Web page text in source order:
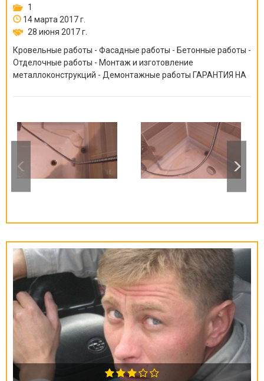
1
14 марта 2017 г.
28 июня 2017 г.
Кровельные работы - Фасадные работы - Бетонные работы -
Отделочные работы - Монтаж и изготовление
металлоконструкций - Демонтажные работы ГАРАНТИЯ НА